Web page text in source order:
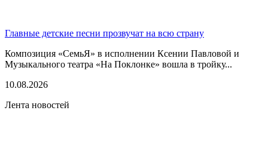
Главные детские песни прозвучат на всю страну
Композиция «СемьЯ» в исполнении Ксении Павловой и
Музыкального театра «На Поклонке» вошла в тройку...
10.08.2026
Лента новостей